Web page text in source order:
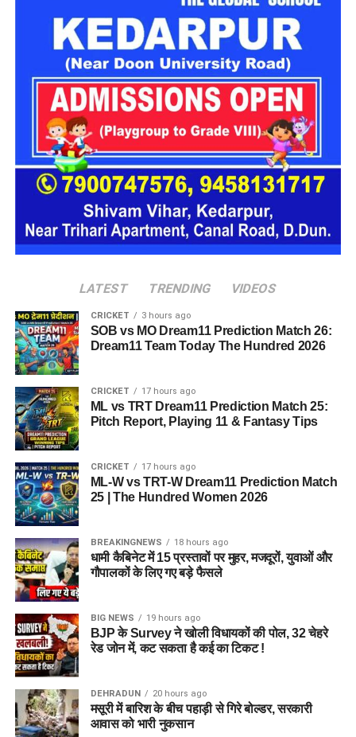
राज्य के कई जिलों में बारिश का प्रभाव लगातार बना हुआ है। मौसम विभाग
के अनुसार उत्तरकाशी, देहरादून, टिहरी, रुद्रप्रयाग, चमोली, ऊधम सिंह
नगर, बागेश्वर, पिथौरागढ़ और नैनीताल में भारी से बहुत भारी वर्षा होने की
संभावना है। इसके अलावा कुछ क्षेत्रों में तेज गर्जना, बिजली गिरने और
अचानक बाढ़ जैसी परिस्थितियां भी बन सकती हैं।
राज्य आपदा प्रबंधन तंत्र और जिला प्रशासन को संवेदनशील इलाकों में
सतर्क रहने के निर्देश दिए गए हैं। साथ ही भूस्खलन संभावित क्षेत्रों पर
लगातार निगरानी रखी जा रही है, ताकि किसी भी आपात स्थिति से समय
रहते निपटा जा सके।
मौसम विभाग और प्रशासन की ताजा
एडवाइजरी देखने की अपील
प्रशासन ने चारधाम यात्रा पर जाने वाले श्रद्धालुओं और अन्य यात्रियों से
LATEST TRENDING VIDEOS
CRICKET 3 hours ago
SOB vs MO Dream11 Prediction Match 26:
Dream11 Team Today The Hundred 2026
CRICKET 17 hours ago
ML vs TRT Dream11 Prediction Match 25:
Pitch Report, Playing 11 & Fantasy Tips
CRICKET 17 hours ago
ML-W vs TRT-W Dream11 Prediction Match
25 | The Hundred Women 2026
BREAKINGNEWS 18 hours ago
धामी कैबिनेट में 15 प्रस्तावों पर मुहर, मजदूरों, युवाओं और
गौपालकों के लिए गए बड़े फैसले
BIG NEWS 19 hours ago
BJP के Survey ने खोली विधायकों की पोल, 32 चेहरे
रेड जोन में, कट सकता है कई का टिकट !
DEHRADUN 20 hours ago
मसूरी में बारिश के बीच पहाड़ी से गिरे बोल्डर, सरकारी
आवास को भारी नुकसान